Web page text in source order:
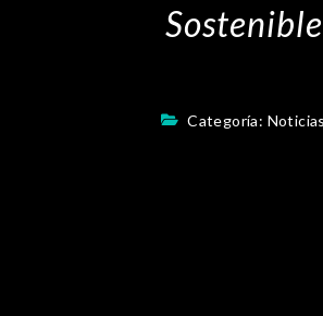
Sostenible
Categoría: Noticias